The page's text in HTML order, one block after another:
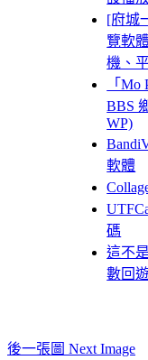
[府城
覽軟
機、
「
BBS
WP)
軟體
碼
這不
數回
後一張圖 Next Image